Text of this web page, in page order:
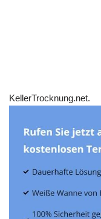
KellerTrocknung.net.